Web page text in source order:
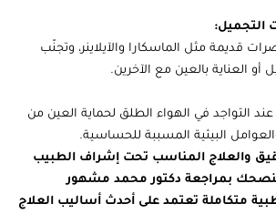
التجميل:
قديمة مثل الماسكارا والآيلاينر، وتجنّب
أو العناية بالعين مع الآخرين.
التواجد في الهواء الطلق لحماية العين من
البيئية المسببة للحساسية.
والعلاج المناسب تحت إشراف الطبيب
بمراجعة دكتور محمد مشهور
متكاملة تعتمد على أحدث أساليب العلاج